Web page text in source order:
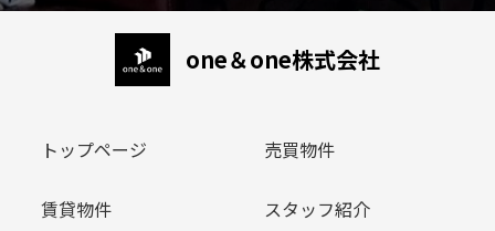
one＆one株式会社
トップページ 売買物件
賃貸物件 スタッフ紹介